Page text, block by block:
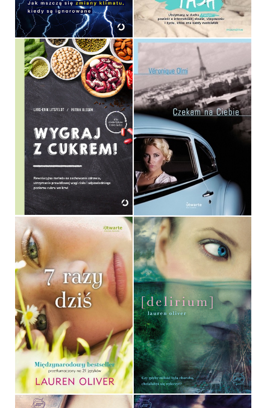
36,90 ZŁ 39,90 ZŁ
WYGRAJ Z CUKREM!
LARS-ERIK LITSFELDT,
PATRIK OLSSON
OPRAWA MIĘKKA ZE SKRZYDEŁKAMI
36,90 ZŁ
CZEKAM NA CIEBIE
VÉRONIQUE OLMI
OPRAWA MIĘKKA
29,90 ZŁ
7 RAZY DZIŚ
LAUREN OLIVER
OPRAWA MIĘKKA
32,90 ZŁ
DELIRIUM
LAUREN OLIVER
OPRAWA MIĘKKA
32,90 ZŁ